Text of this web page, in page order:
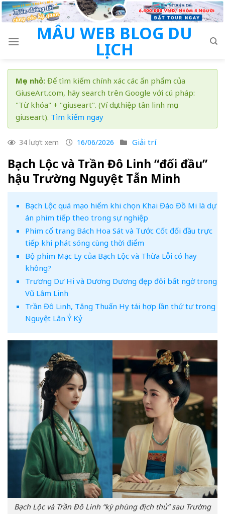
Skip
to
MẪU WEB BLOG DU
LỊCH
Mẹo nhỏ: Để tìm kiếm chính xác các ấn phẩm của
GiuseArt.com, hãy search trên Google với cú pháp:
"Từ khóa" + "giuseart". (Ví dụ: thiệp tân linh mục
giuseart). Tìm kiếm ngay
34 lượt xem 16/06/2026 Giải trí
Bạch Lộc và Trần Đô Linh “đối đầu”
hậu Trường Nguyệt Tẫn Minh
Bạch Lộc quá mạo hiểm khi chọn Khai Đáo Đồ Mi là dự
án phim tiếp theo trong sự nghiệp
Phim cổ trang Bách Hoa Sát và Tước Cốt đối đầu trực
tiếp khi phát sóng cùng thời điểm
Bộ phim Mạc Ly của Bạch Lộc và Thừa Lỗi có hay
không?
Trương Dư Hi và Dương Dương đẹp đôi bất ngờ trong
Vũ Lâm Linh
Trần Đô Linh, Tăng Thuấn Hy tái hợp lần thứ tư trong
Nguyệt Lân Ỷ Kỷ
Bạch Lộc và Trần Đô Linh “kỳ phùng địch thủ” sau Trường